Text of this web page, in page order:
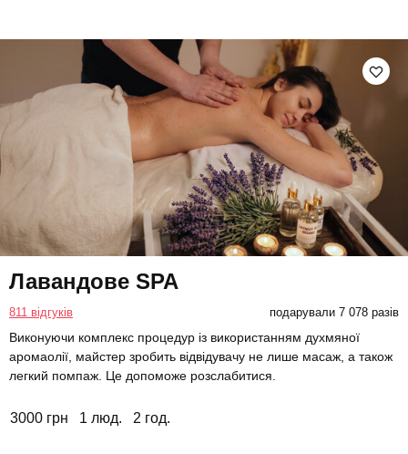
Лавандове SPA
811 відгуків подарували 7 078 разів
Виконуючи комплекс процедур із використанням духмяної
аромаолії, майстер зробить відвідувачу не лише масаж, а також
легкий помпаж. Це допоможе розслабитися.
3000 грн 1 люд. 2 год.